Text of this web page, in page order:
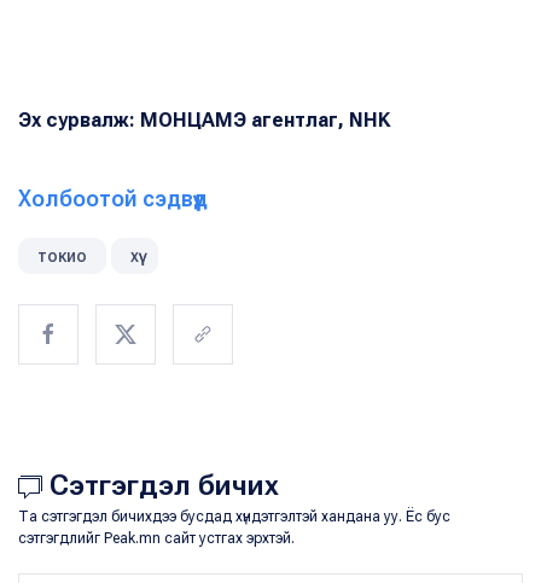
Эх сурвалж: МОНЦАМЭ агентлаг, NHK
Холбоотой сэдвүүд
токио хүү
Сэтгэгдэл бичих
Та сэтгэгдэл бичихдээ бусдад хүндэтгэлтэй хандана уу. Ёс бус
сэтгэгдлийг Peak.mn сайт устгах эрхтэй.